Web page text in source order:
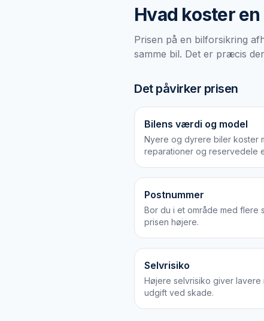
Hvad koster en
Prisen på en bilforsikring
samme bil. Det er præcis
Det påvirker prisen
Bilens værdi og model
Nyere og dyrere biler koster
reparationer og reservedele
Postnummer
Bor du i et område med flere
prisen højere.
Selvrisiko
Højere selvrisiko giver lavere
udgift ved skade.